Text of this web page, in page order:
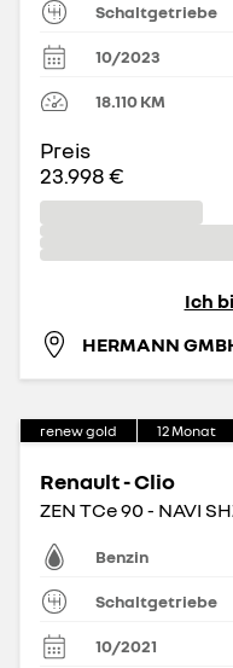
Schaltgetriebe
10/2023
18.110KM
Preis
23.998 €
Ich
HERMANN
renew gold 12Monat
Renault - Clio
ZEN TCe 90 - NAVI
Benzin
Schaltgetriebe
10/2021